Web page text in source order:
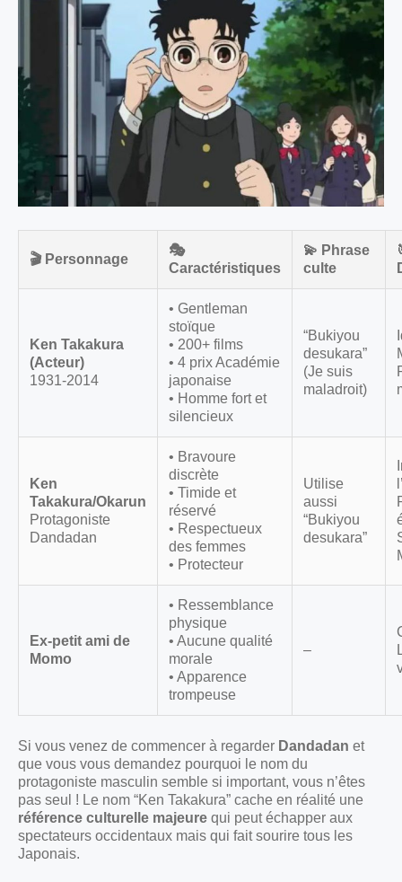
🎬 Personnage
🎭
Caractéristiques
💫 Phrase
culte
Ken Takakura
(Acteur)
1931-2014
• Gentleman
stoïque
• 200+ films
• 4 prix Académie
japonaise
• Homme fort et
silencieux
“Bukiyou
desukara”
(Je suis
maladroit)
Ken
Takakura/Okarun
Protagoniste
Dandadan
• Bravoure
discrète
• Timide et
réservé
• Respectueux
des femmes
• Protecteur
Utilise
aussi
“Bukiyou
desukara”
Ex-petit ami de
Momo
• Ressemblance
physique
• Aucune qualité
morale
• Apparence
trompeuse
–
Si vous venez de commencer à regarder Dandadan et
que vous vous demandez pourquoi le nom du
protagoniste masculin semble si important, vous n’êtes
pas seul ! Le nom “Ken Takakura” cache en réalité une
référence culturelle majeure qui peut échapper aux
spectateurs occidentaux mais qui fait sourire tous les
Japonais.